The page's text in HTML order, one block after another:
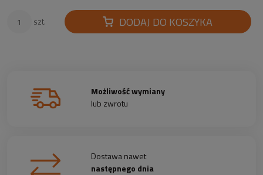
szt. DODAJ DO KOSZYKA
Możliwość wymiany
lub zwrotu
Dostawa nawet
następnego dnia